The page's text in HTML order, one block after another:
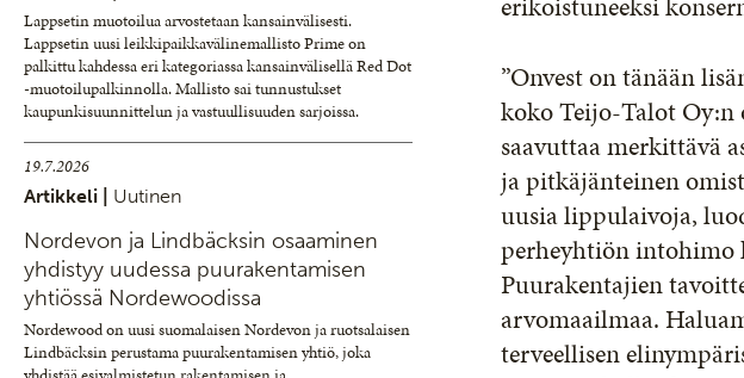
Lappsetin muotoilua arvostetaan kansainvälisesti.
Lappsetin uusi leikkipaikkavälinemallisto Prime on
palkittu kahdessa eri kategoriassa kansainvälisellä Red Dot
-muotoilupalkinnolla. Mallisto sai tunnustukset
kaupunkisuunnittelun ja vastuullisuuden sarjoissa.
19.7.2026
Artikkeli | Uutinen
Nordevon ja Lindbäcksin osaaminen
yhdistyy uudessa puurakentamisen
yhtiössä Nordewoodissa
Nordewood on uusi suomalaisen Nordevon ja ruotsalaisen
Lindbäcksin perustama puurakentamisen yhtiö, joka
”Onvest on tänään
koko Teijo-Talot
saavuttaa merkittävä
ja pitkäjänteinen
uusia lippulaivoja,
perheyhtiön intohimo
Puurakentajien
arvomaailmaa.
terveellisen